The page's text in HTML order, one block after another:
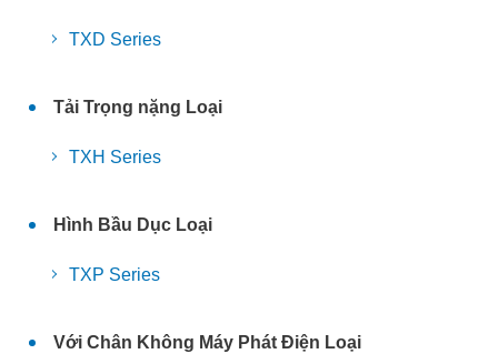
TXD Series
Tải Trọng nặng Loại
TXH Series
Hình Bầu Dục Loại
TXP Series
Với Chân Không Máy Phát Điện Loại